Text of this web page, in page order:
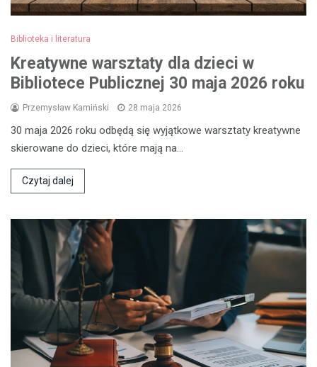
Biblioteka i literatura
Kreatywne warsztaty dla dzieci w
Bibliotece Publicznej 30 maja 2026 roku
Przemysław Kamiński 28 maja 2026
30 maja 2026 roku odbędą się wyjątkowe warsztaty kreatywne
skierowane do dzieci, które mają na…
Czytaj dalej